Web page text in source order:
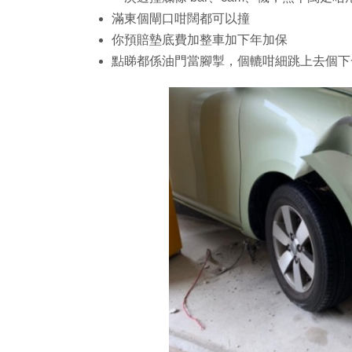
滿東個閘口咁闊都可以撞
你預賠墊底費加整車加下年加保
點睇都係油門當腳掣，個轆咁細跳上去個